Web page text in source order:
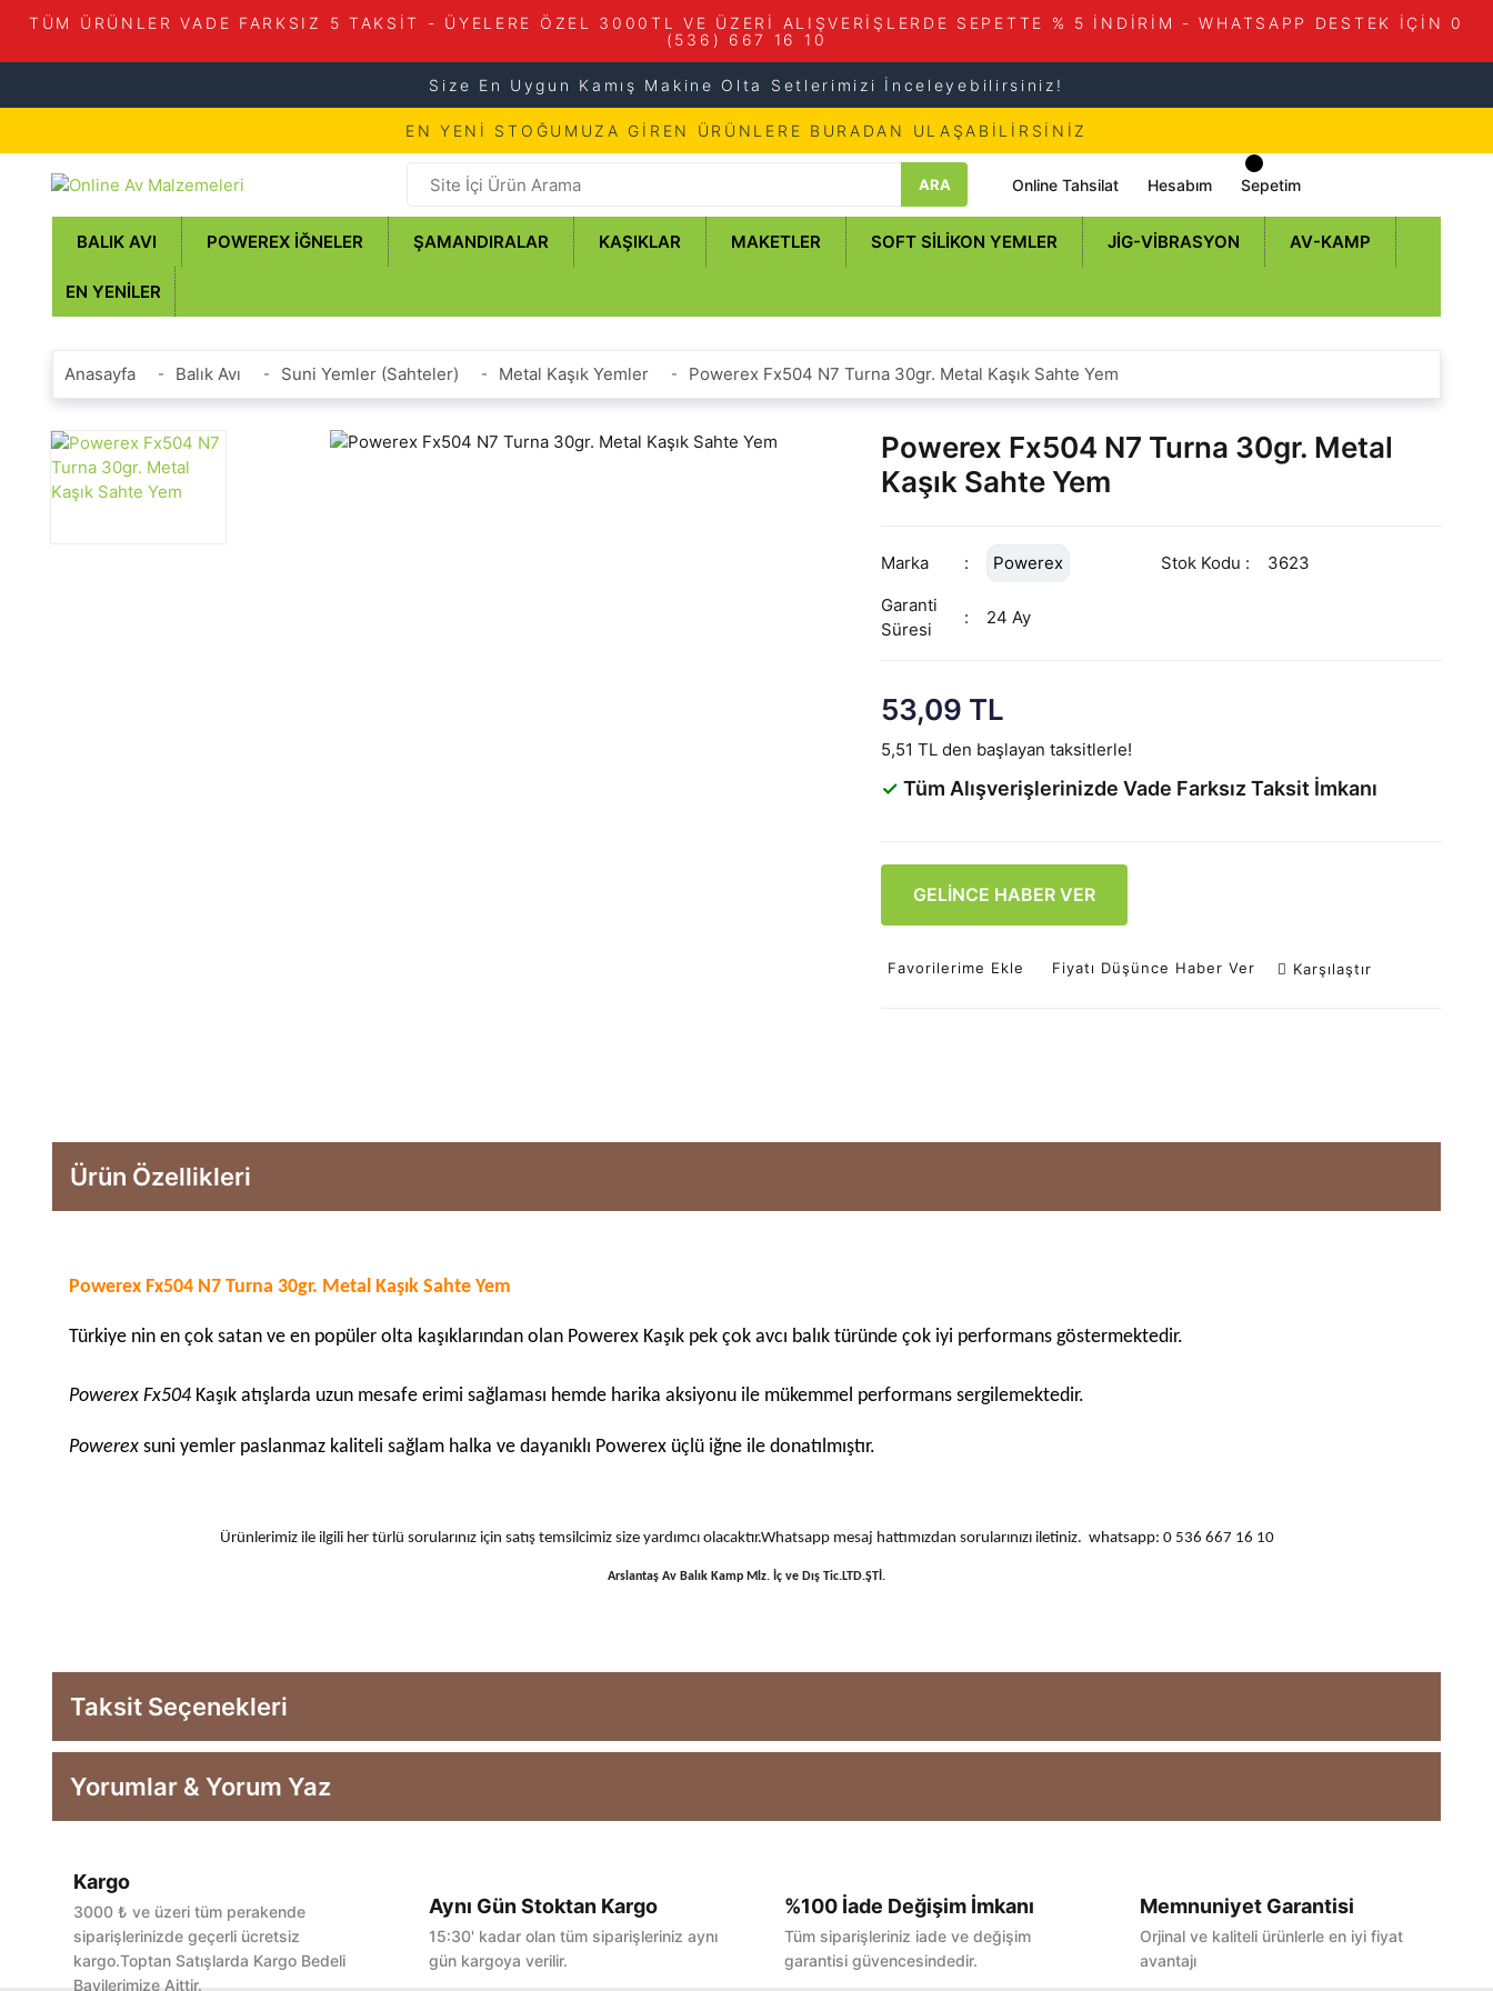
TÜM ÜRÜNLER VADE FARKSIZ 5 TAKSİT - ÜYELERE ÖZEL 3000TL VE ÜZERİ ALIŞVERİŞLERDE SEPETTE % 5 İNDİRİM - WHATSAPP DESTEK İÇİN 0
(536) 667 16 10
Size En Uygun Kamış Makine Olta Setlerimizi İnceleyebilirsiniz!
EN YENİ STOĞUMUZA GİREN ÜRÜNLERE BURADAN ULAŞABİLİRSİNİZ
ARA Online Tahsilat Hesabım Sepetim
BALIK AVI POWEREX İĞNELER ŞAMANDIRALAR KAŞIKLAR MAKETLER SOFT SILIKON YEMLER JIG-VIBRASYON AV-KAMP
EN YENILER
Anasayfa Balık Avı Suni Yemler (Sahteler) Metal Kaşık Yemler Powerex Fx504 N7 Turna 30gr. Metal Kaşık Sahte Yem
Powerex Fx504 N7 Turna 30gr. Metal
Kaşık Sahte Yem
Marka Powerex Stok Kodu
3623
Garanti
Süresi
24 Ay
53,09 TL
5,51 TL den başlayan taksitlerle!
✓ Tüm Alışverişlerinizde Vade Farksız Taksit İmkanı
GELİNCE HABER VER
Favorilerime Ekle Fiyatı Düşünce Haber Ver Karşılaştır
Ürün Özellikleri
Powerex Fx504 N7 Turna 30gr. Metal Kaşık Sahte Yem
Türkiye nin en çok satan ve en popüler olta kaşıklarından olan Powerex Kaşık pek çok avcı balık türünde çok iyi performans göstermektedir.
Powerex Fx504 Kaşık atışlarda uzun mesafe erimi sağlaması hemde harika aksiyonu ile mükemmel performans sergilemektedir.
Powerex suni yemler paslanmaz kaliteli sağlam halka ve dayanıklı Powerex üçlü iğne ile donatılmıştır.
Ürünlerimiz ile ilgili her türlü sorularınız için satış temsilcimiz size yardımcı olacaktır.Whatsapp mesaj hattımızdan sorularınızı iletiniz. whatsapp: 0 536 667 16 10
Arslantaş Av Balık Kamp Mlz. İç ve Dış Tic.LTD.ŞTİ.
Taksit Seçenekleri
Yorumlar & Yorum Yaz
Bu ürüne ilk yorumu siz yapın!
Kargo
3000 ₺ ve üzeri tüm perakende
siparişlerinizde geçerli ücretsiz
kargo.Toptan Satışlarda Kargo Bedeli
Bayilerimize Aittir.
Aynı Gün Stoktan Kargo
15:30' kadar olan tüm siparişleriniz aynı
gün kargoya verilir.
%100 İade Değişim İmkanı
Tüm siparişleriniz iade ve değişim
garantisi güvencesindedir.
Memnuniyet Garantisi
Orjinal ve kaliteli ürünlerle en iyi fiyat
avantajı